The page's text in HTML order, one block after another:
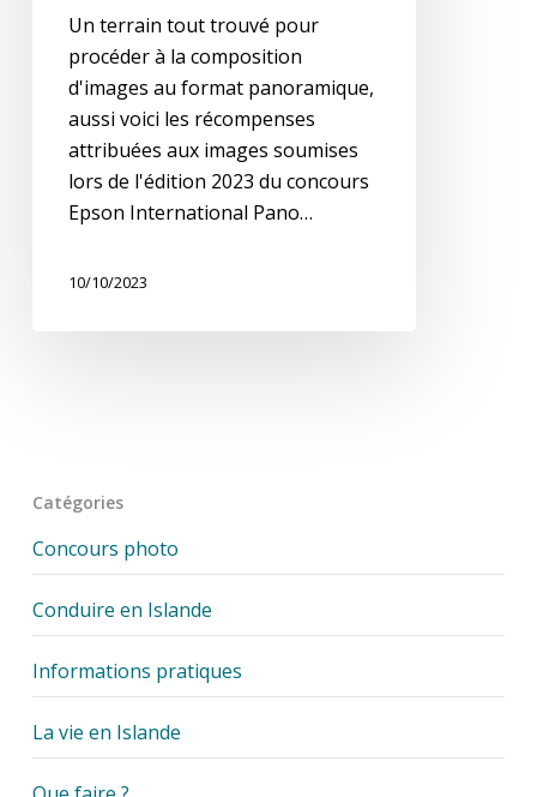
Un terrain tout trouvé pour
procéder à la composition
d'images au format panoramique,
aussi voici les récompenses
attribuées aux images soumises
lors de l'édition 2023 du concours
Epson International Pano…
10/10/2023
Catégories
Concours photo
Conduire en Islande
Informations pratiques
La vie en Islande